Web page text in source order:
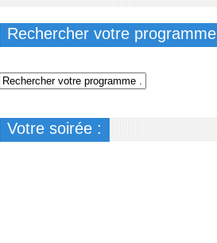
Rechercher votre programme
Votre soirée :